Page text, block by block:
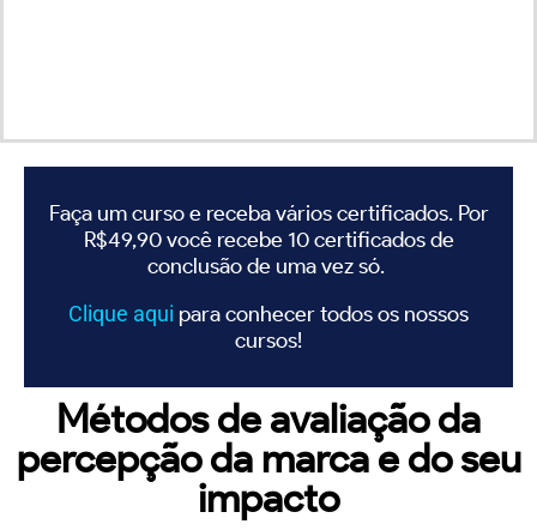
Faça um curso e receba vários certificados. Por
R$49,90 você recebe 10 certificados de
conclusão de uma vez só.
Clique aqui para conhecer todos os nossos
cursos!
Métodos de avaliação da
percepção da marca e do seu
impacto